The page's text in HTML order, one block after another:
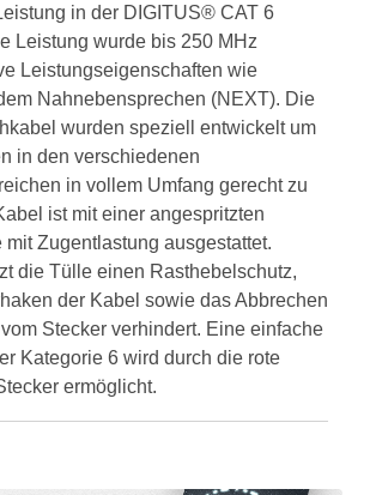
in der DIGITUS® CAT 6
Leistung wurde bis 250 MHz
Leistungseigenschaften wie
Nahnebensprechen (NEXT). Die
wurden speziell entwickelt um
in den verschiedenen
in vollem Umfang gerecht zu
ist mit einer angespritzten
mit Zugentlastung ausgestattet.
die Tülle einen Rasthebelschutz,
der Kabel sowie das Abbrechen
Stecker verhindert. Eine einfache
Kategorie 6 wird durch die rote
ermöglicht.